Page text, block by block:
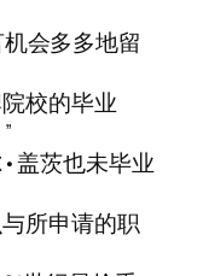
会多多地留
校的毕业
盖茨也未毕业
所申请的职